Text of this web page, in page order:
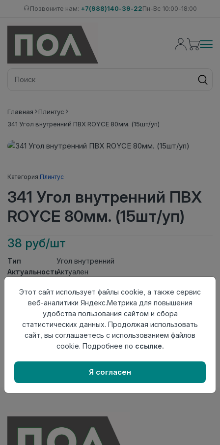
Позвоните нам: +7(988)140-39-22Пн-Вс 10:00-18:00
Главная
Плинтус
341 Угол внутренний ПВХ ROYCE 80мм. (15шт/уп)
Категория:Плинтус
341 Угол внутренний ПВХ
ROYCE 80мм. (15шт/уп)
38 руб/шт
Тип
Угол внутренний
АктуальностьАктуален
Осталось126 шт
Добавить в корзину
Внимание! Внешний вид товара может отличаться от
представленного на настоящем сайте. Проверяйте
в момент приобретения товара.
Этот сайт использует файлы cookie, а также сервис
веб-аналитики Яндекс.Метрика для повышения
удобства пользования сайтом и сбора
статистических данных. Продолжая использовать
сайт, вы соглашаетесь с использованием файлов
cookie. Подробнее по ссылке.
Я согласен